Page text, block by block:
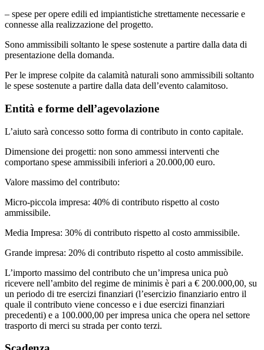
– spese per opere edili ed impiantistiche strettamente necessarie e
connesse alla realizzazione del progetto.
Sono ammissibili soltanto le spese sostenute a partire dalla data di
presentazione della domanda.
Per le imprese colpite da calamità naturali sono ammissibili soltanto
le spese sostenute a partire dalla data dell’evento calamitoso.
Entità e forme dell’agevolazione
L’aiuto sarà concesso sotto forma di contributo in conto capitale.
Dimensione dei progetti: non sono ammessi interventi che
comportano spese ammissibili inferiori a 20.000,00 euro.
Valore massimo del contributo:
Micro-piccola impresa: 40% di contributo rispetto al costo
ammissibile.
Media Impresa: 30% di contributo rispetto al costo ammissibile.
Grande impresa: 20% di contributo rispetto al costo ammissibile.
L’importo massimo del contributo che un’impresa unica può
ricevere nell’ambito del regime de minimis è pari a € 200.000,00, su
un periodo di tre esercizi finanziari (l’esercizio finanziario entro il
quale il contributo viene concesso e i due esercizi finanziari
precedenti) e a 100.000,00 per impresa unica che opera nel settore
trasporto di merci su strada per conto terzi.